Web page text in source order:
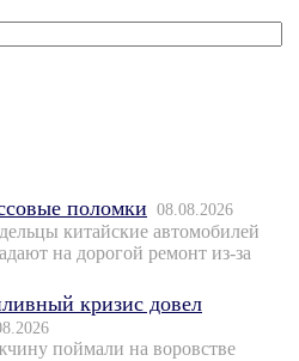
поломки 08.08.2026
китайские автомобилей
на дорогой ремонт из-за
кризис довел
поймали на воровстве